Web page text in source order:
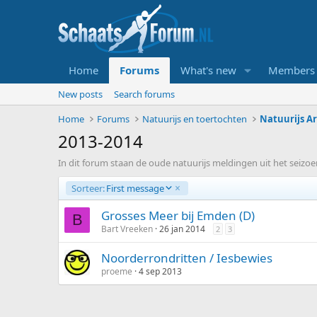
Home Forums What's new Members
New posts
Search forums
Home
Forums Natuurijs en toertochten Natuurijs
2013-2014
In dit forum staan de oude natuurijs meldingen uit het
Sorteer:First message
A
f
o
e
n
d
B Grosses Meer bij Emden (D)
Bart Vreeken 26 jan 2014 2 3
Noorderrondritten / Iesbewies
proeme 4 sep 2013